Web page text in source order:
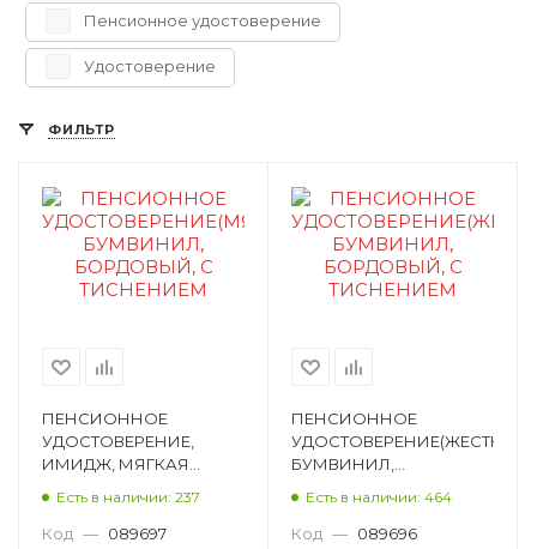
Пенсионное удостоверение
Удостоверение
ФИЛЬТР
ПЕНСИОННОЕ
УДОСТОВЕРЕНИЕ,
ИМИДЖ, МЯГКАЯ
ПУ-209
Есть в наличии: 237
Код — 089697
ПЕНСИОННОЕ
УДОСТОВЕРЕНИЕ(ЖЕСТКОЕ),
БУМВИНИЛ,
Есть в наличии: 464
Код — 089696